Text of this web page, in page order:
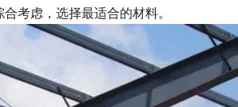
考虑，选择最适合的材料。